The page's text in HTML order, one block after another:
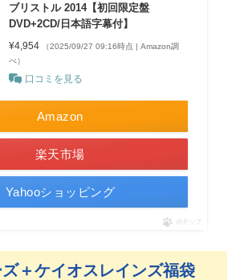
ブリストル 2014【初回限定盤
DVD+2CD/日本語字幕付】
¥4,954
（2025/09/27 09:16時点 | Amazon調
べ）
口コミを見る
Amazon
楽天市場
Yahooショッピング
ポチップ
＋ケイオスレインズ福袋